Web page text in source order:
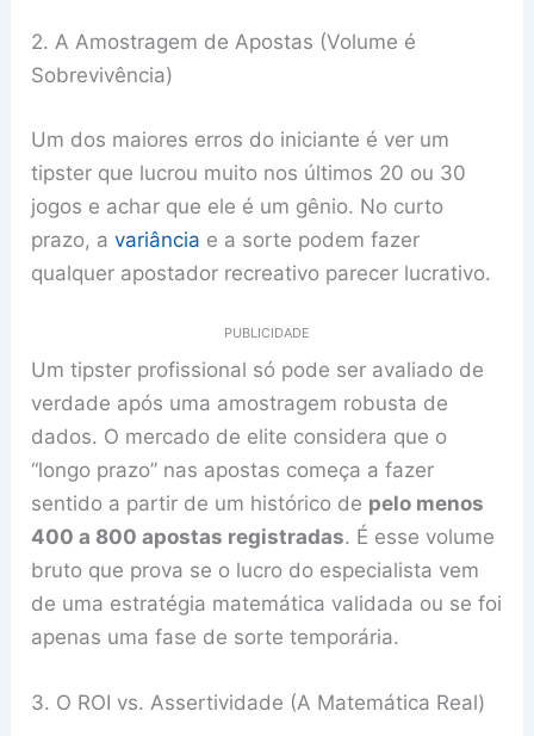
2. A Amostragem de Apostas (Volume é
Sobrevivência)
Um dos maiores erros do iniciante é ver um
tipster que lucrou muito nos últimos 20 ou 30
jogos e achar que ele é um gênio. No curto
prazo, avariância e a sorte podem fazer
qualquer apostador recreativo parecer lucrativo.
PUBLICIDADE
Um tipster profissional só pode ser avaliado de
verdade após uma amostragem robusta de
dados. O mercado de elite considera que o
“longo prazo” nas apostas começa a fazer
sentido a partir de um histórico de pelo menos
400 a 800 apostas registradas. É esse volume
bruto que prova se o lucro do especialista vem
de uma estratégia matemática validada ou se foi
apenas uma fase de sorte temporária.
3. O ROI vs. Assertividade (A Matemática Real)